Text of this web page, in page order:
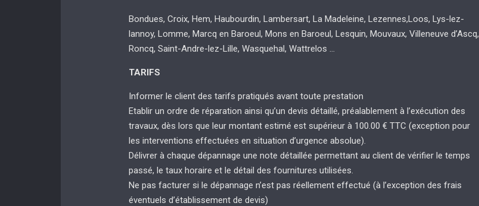
Bondues, Croix, Hem, Haubourdin, Lambersart, La Madeleine, Lezennes,Loos, Lys-lez-
lannoy, Lomme, Marcq en Baroeul, Mons en Baroeul, Lesquin, Mouvaux, Villeneuve d’Ascq,
Roncq, Saint-Andre-lez-Lille, Wasquehal, Wattrelos …
TARIFS
Informer le client des tarifs pratiqués avant toute prestation
Etablir un ordre de réparation ainsi qu’un devis détaillé, préalablement à l’exécution des
travaux, dès lors que leur montant estimé est supérieur à 100.00 € TTC (exception pour
les interventions effectuées en situation d’urgence absolue).
Délivrer à chaque dépannage une note détaillée permettant au client de vérifier le temps
passé, le taux horaire et le détail des fournitures utilisées.
Ne pas facturer si le dépannage n’est pas réellement effectué (à l’exception des frais
éventuels d’établissement de devis)